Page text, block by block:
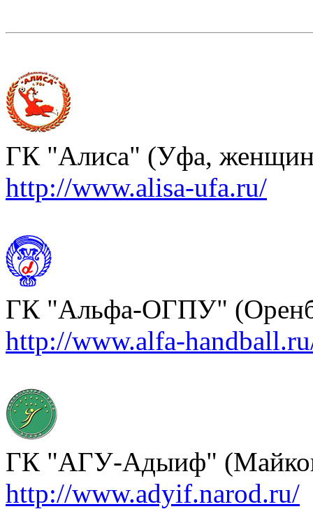
ГК "Алиса" (Уфа,
http://www.alisa-ufa.ru/
ГК "Альфа-ОГПУ"
http://www.alfa-
ГК "АГУ-Адыиф"
http://www.adyif.narod.ru/